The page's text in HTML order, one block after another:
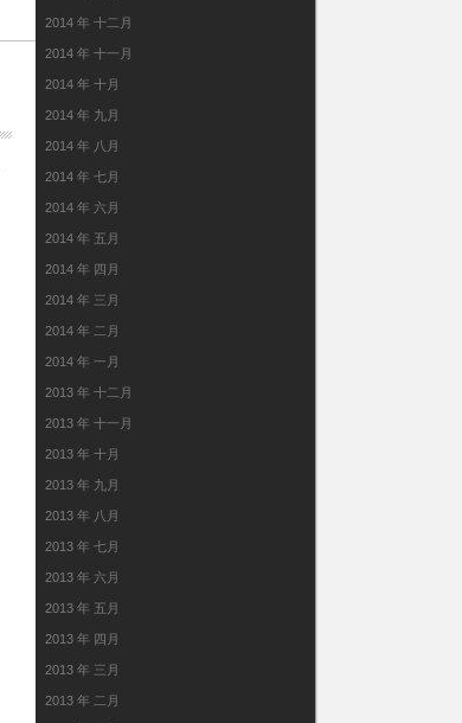
2014 年 十二月
2014 年 十一月
2014 年 十月
2014 年 九月
2014 年 八月
2014 年 七月
2014 年 六月
2014 年 五月
2014 年 四月
2014 年 三月
2014 年 二月
2014 年 一月
2013 年 十二月
2013 年 十一月
2013 年 十月
2013 年 九月
2013 年 八月
2013 年 七月
2013 年 六月
2013 年 五月
2013 年 四月
2013 年 三月
2013 年 二月